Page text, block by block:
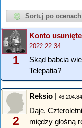
1
Konto usunięte
2022 22:34
Skąd babcia
Telepatia?
2
Reksio |
Daje.
między głośną